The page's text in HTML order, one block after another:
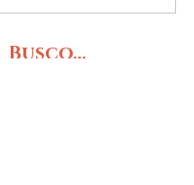
Busco...